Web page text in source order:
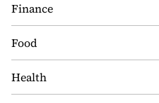
Finance
Food
Health